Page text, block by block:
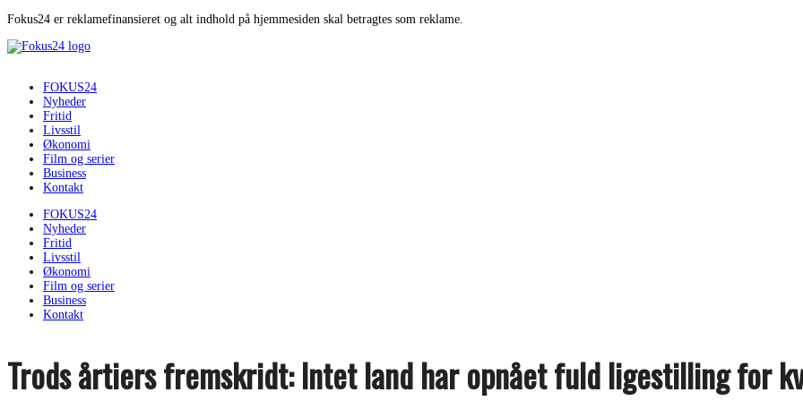
Fokus24 er reklamefinansieret og alt indhold på hjemmesiden skal betragtes som reklame.
FOKUS24
Nyheder
Fritid
Livsstil
Økonomi
Film og serier
Business
Kontakt
FOKUS24
Nyheder
Fritid
Livsstil
Økonomi
Film og serier
Business
Kontakt
Trods årtiers fremskridt: Intet land har opnået fuld ligestilling for